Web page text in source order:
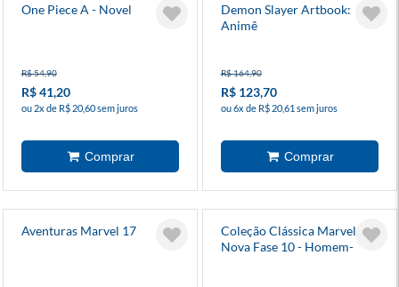
One Piece A - Novel
R$ 54,90
R$ 41,20
ou 2x de R$ 20,60 sem juros
Demon Slayer Artbook:
Animê
R$ 164,90
R$ 123,70
ou 6x de R$ 20,61 sem juros
Aventuras Marvel 17
Coleção Clássica Marvel:
Nova Fase 10 - Homem-